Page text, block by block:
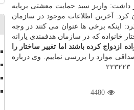
داشت: واریز سبد حمایت معشتی برپایه
كرد: آخرین اطلاعات موجود در سازمان
اینكه برخی ها عنوان می كنند در وجه
خانواده كه در سازمان هدفمندی یارانه
ازدواج كرده باشند اما تغییر ساختار را
موارد را بررسی نماییم. وی درباره
4480